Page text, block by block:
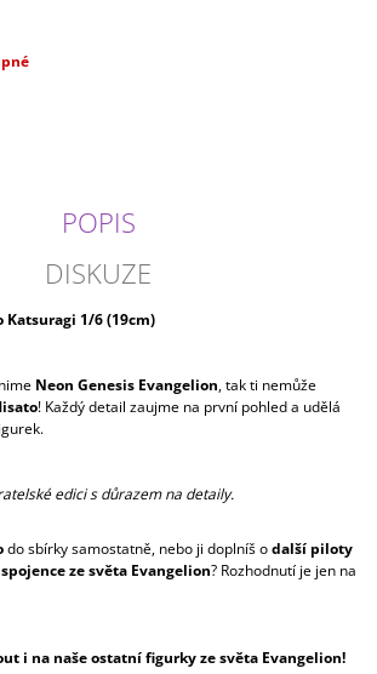
POPIS
DISKUZE
Katsuragi 1/6 (19cm)
Neon Genesis Evangelion, tak ti nemůže
! Každý detail zaujme na první pohled a udělá
edici s důrazem na detaily.
do sbírky samostatně, nebo ji doplníš odalší piloty
ze světa Evangelion? Rozhodnutí je jen na
i na naše ostatní figurky ze světa Evangelion!